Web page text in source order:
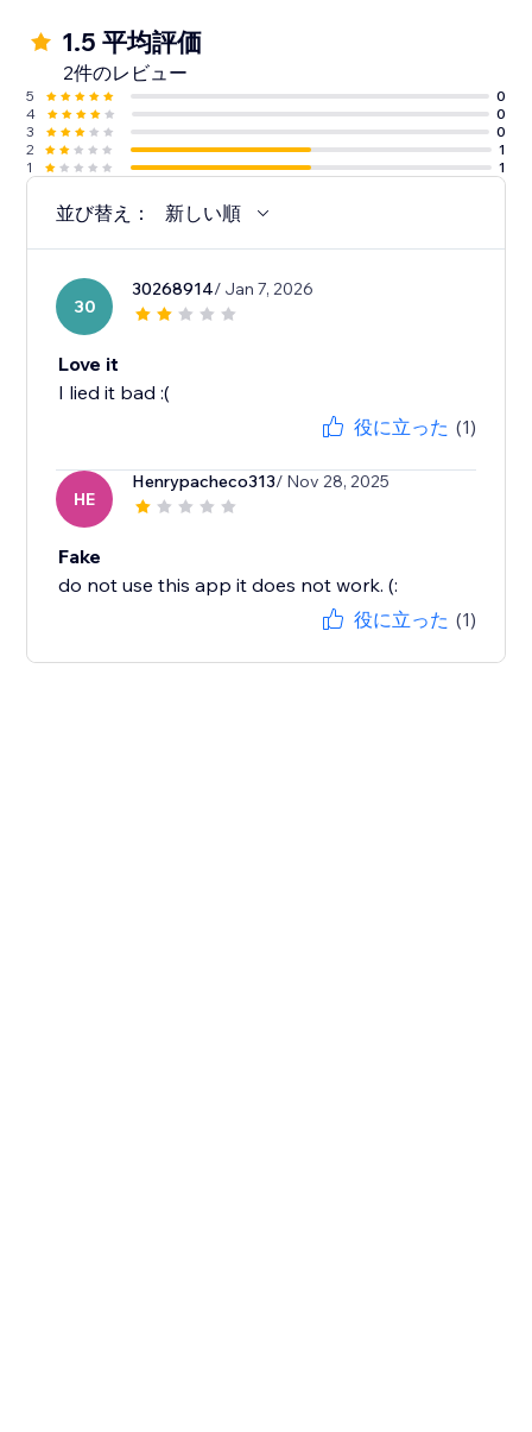
1.5 平均評価
2件のレビュー
5
0
4
0
3
0
2
1
1
1
並び替え： 新しい順
30
30268914/ Jan 7, 2026
Love it
I lied it bad :(
役に立った (1)
HE
Henrypacheco313/ Nov 28, 2025
Fake
do not use this app it does not work. (:
役に立った (1)